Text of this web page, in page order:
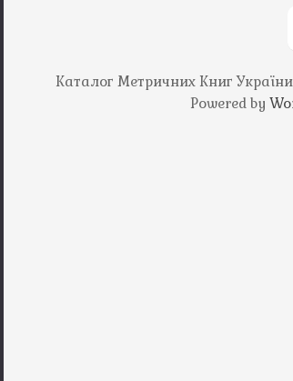
Каталог Метричних Книг
Powered by